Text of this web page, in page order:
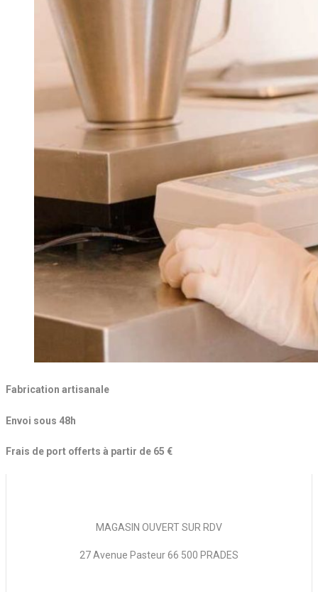
Fabrication artisanale
Envoi sous 48h
Frais de port offerts à partir de 65 €
MAGASIN OUVERT SUR RDV
27 Avenue Pasteur 66 500 PRADES